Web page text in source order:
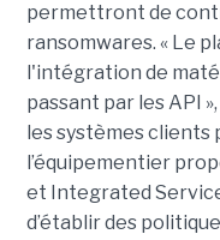
permettront de
ransomwares. « Le
l'intégration de
passant par les API
les systèmes clients
l’équipementier
et Integrated
d’établir des